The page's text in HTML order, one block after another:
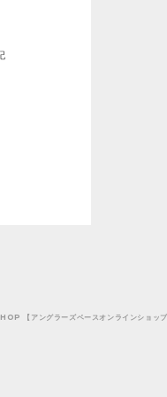
アングラーズベースオンラインショッ